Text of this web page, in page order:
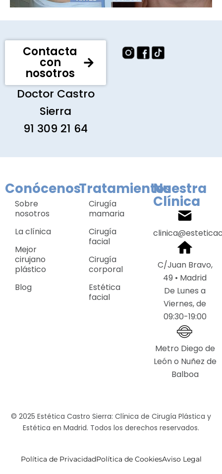
Contacta
con
nosotros
Doctor Castro
Sierra
91 309 21 64
Conócenos
Sobre
nosotros
La clínica
Mejor
cirujano
plástico
Blog
Tratamientos
Cirugía
mamaria
Cirugía
facial
Cirugía
corporal
Estética
facial
Nuestra
Clínica
C/Juan Bravo,
49 • Madrid
De Lunes a
Viernes, de
09:30-19:00
Metro Diego de
León o Nuñez de
Balboa
© 2025 Estética Castro Sierra: Clínica de Cirugía Plástica y
Estética en Madrid. Todos los derechos reservados.
Política de PrivacidadPolítica de CookiesAviso Legal